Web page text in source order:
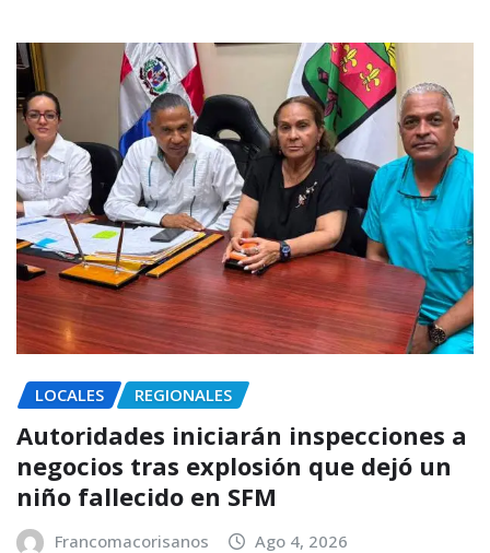
LOCALES REGIONALES
Autoridades iniciarán inspecciones a
negocios tras explosión que dejó un
niño fallecido en SFM
Francomacorisanos Ago 4, 2026